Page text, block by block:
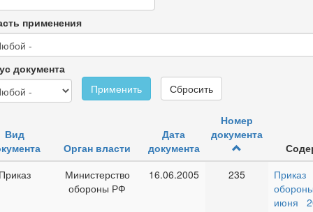
применения
документа
Применить
Сбросить
Вид
Орган власти
Дата
документа
Номер
документа
Министерство
обороны РФ
16.06.2005 235
Приказ
июня